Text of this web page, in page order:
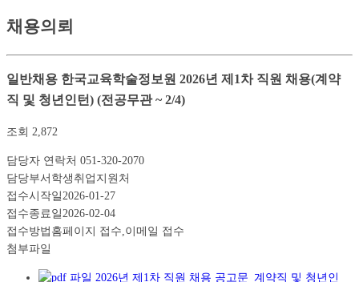
채용의뢰
일반채용 한국교육학술정보원 2026년 제1차 직원 채용(계약
직 및 청년인턴) (전공무관 ~ 2/4)
조회 2,872
담당자 연락처 051-320-2070
담당부서 학생취업지원처
접수시작일2026-01-27
접수종료일2026-02-04
접수방법 홈페이지 접수,이메일 접수
첨부파일
2026년 제1차 직원 채용 공고문_계약직 및 청년인